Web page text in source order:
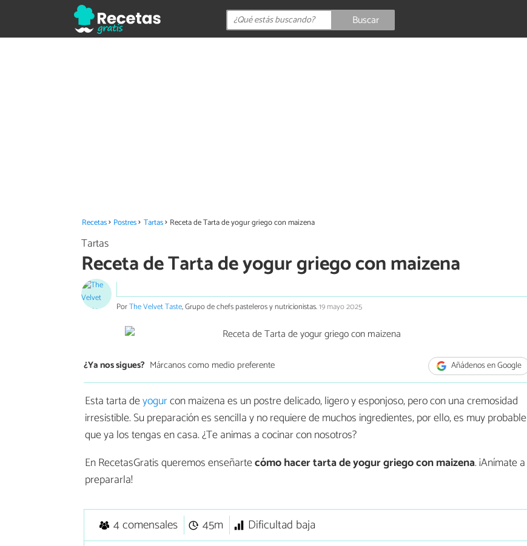
Buscar
Recetas Postres Tartas Receta de Tarta de yogur griego con maizena
Tartas
Receta de Tarta de yogur griego con maizena
PorThe Velvet Taste, Grupo de chefs pasteleros y nutricionistas.19 mayo 2025
¿Ya nos sigues? Márcanos como medio preferente Añádenos en Google
Esta tarta deyogurcon maizena es un postre delicado, ligero y esponjoso, pero con una cremosidad
irresistible. Su preparación es sencilla y no requiere de muchos ingredientes, por ello, es muy probable
que ya los tengas en casa. ¿Te animas a cocinar con nosotros?
En RecetasGratis queremos enseñartecómo hacertarta de yogur griego con maizena. ¡Anímate a
prepararla!
4 comensales 45m
Dificultad baja